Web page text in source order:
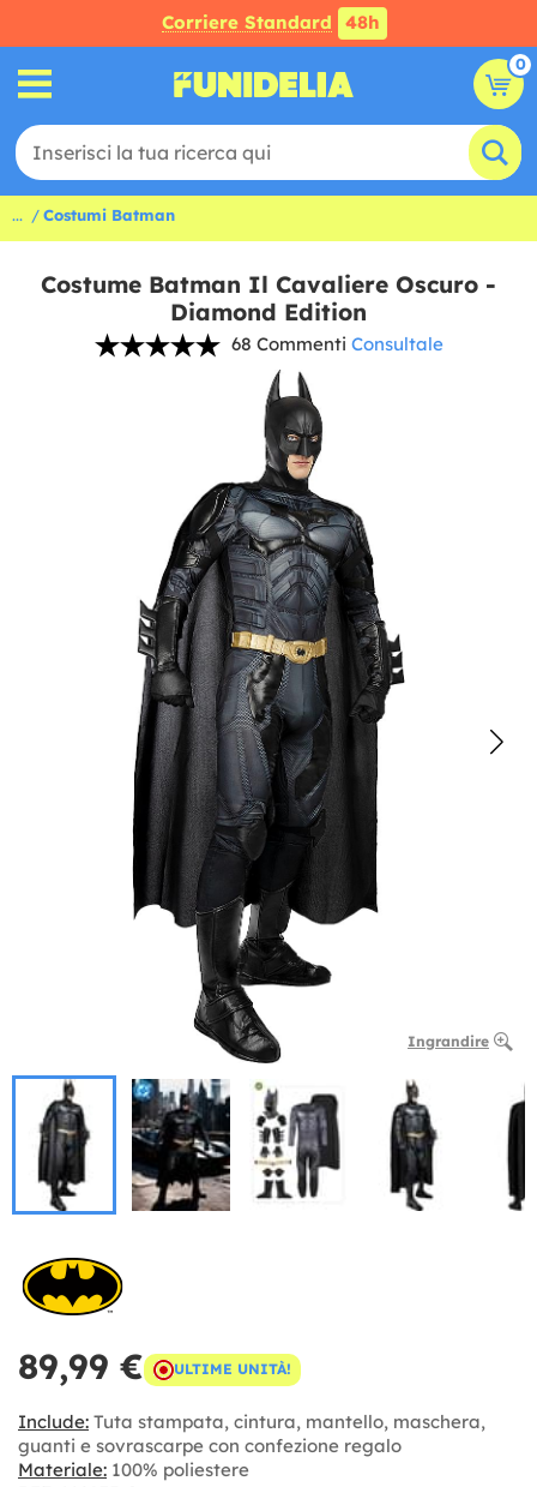
Corriere Standard 48h
0
... Costumi Batman
Costume Batman Il Cavaliere Oscuro -
Diamond Edition
68 Commenti Consultale
Ingrandire
89,99 € ULTIME UNITÀ!
Include: Tuta stampata, cintura, mantello, maschera,
guanti e sovrascarpe con confezione regalo
Materiale: 100% poliestere